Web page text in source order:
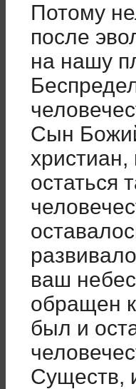
Потому
после
на нашу
Сын
остаться
ваш
обращен
был и
Существ,